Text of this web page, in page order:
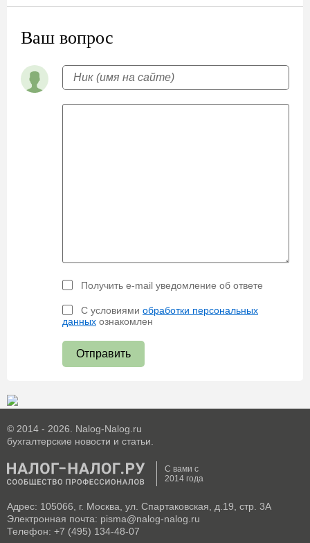
Ваш вопрос
Получить e-mail уведомление об ответе
С условиями обработки персональных
данных ознакомлен
Отправить
© 2014 - 2026. Nalog-Nalog.ru
бухгалтерские новости и статьи.
С вами с
2014 года
Адрес: 105066, г. Москва, ул. Спартаковская, д.19, стр. 3А
Электронная почта: pisma@nalog-nalog.ru
Телефон: +7 (495) 134-48-07